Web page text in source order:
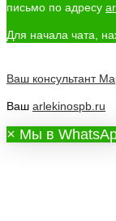
письмо по адресу
Для начала чата,
Ваш консультант
Ваш arlekinospb.ru
× Мы в